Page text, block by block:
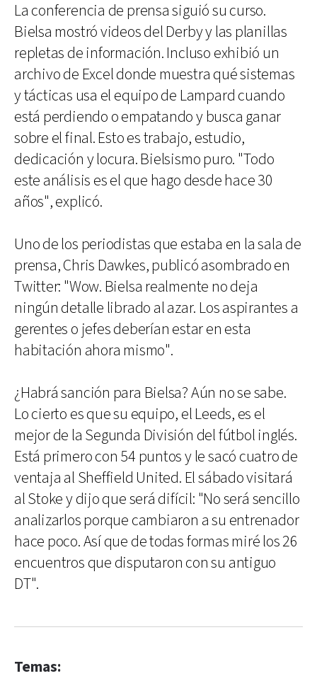
La conferencia de prensa siguió su curso.
Bielsa mostró videos del Derby y las planillas
repletas de información. Incluso exhibió un
archivo de Excel donde muestra qué sistemas
y tácticas usa el equipo de Lampard cuando
está perdiendo o empatando y busca ganar
sobre el final. Esto es trabajo, estudio,
dedicación y locura. Bielsismo puro. "Todo
este análisis es el que hago desde hace 30
años", explicó.
Uno de los periodistas que estaba en la sala de
prensa, Chris Dawkes, publicó asombrado en
Twitter: "Wow. Bielsa realmente no deja
ningún detalle librado al azar. Los aspirantes a
gerentes o jefes deberían estar en esta
habitación ahora mismo".
¿Habrá sanción para Bielsa? Aún no se sabe.
Lo cierto es que su equipo, el Leeds, es el
mejor de la Segunda División del fútbol inglés.
Está primero con 54 puntos y le sacó cuatro de
ventaja al Sheffield United. El sábado visitará
al Stoke y dijo que será difícil: "No será sencillo
analizarlos porque cambiaron a su entrenador
hace poco. Así que de todas formas miré los 26
encuentros que disputaron con su antiguo
DT".
Temas: